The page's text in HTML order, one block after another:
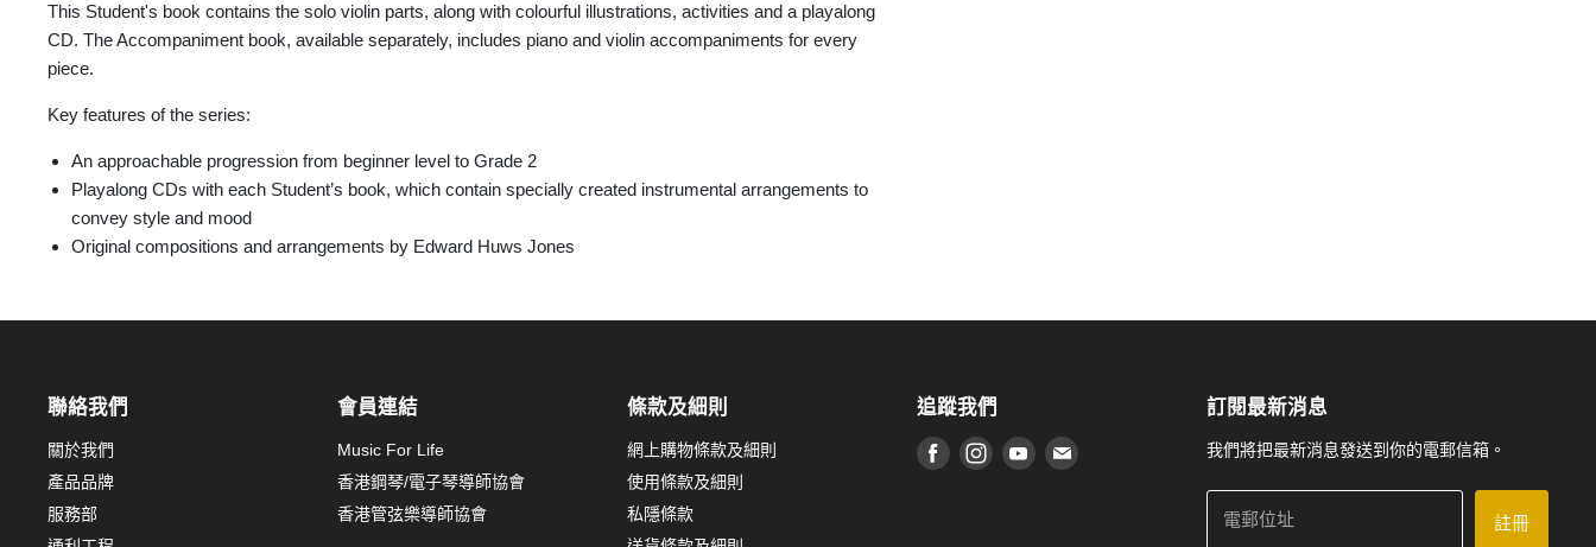
This Student's book contains the solo violin parts, along with colourful illustrations, activities and a playalong
CD. The Accompaniment book, available separately, includes piano and violin accompaniments for every
piece.
Key features of the series:
An approachable progression from beginner level to Grade 2
Playalong CDs with each Student’s book, which contain specially created instrumental arrangements to
convey style and mood
Original compositions and arrangements by Edward Huws Jones
聯絡我們
關於我們
產品品牌
服務部
會員連結
Music For Life
香港鋼琴/電子琴導師協會
香港管弦樂導師協會
條款及細則
網上購物條款及細則
使用條款及細則
私隱條款
追蹤我們
在 Facebook 上找到我們
在 Instagram 上找到我們
在 Youtube 上找到我們
在 電子郵件 上找到我們
訂閱最新消息
我們將把最新消息發送到你的電郵信箱。
電郵位址 註冊